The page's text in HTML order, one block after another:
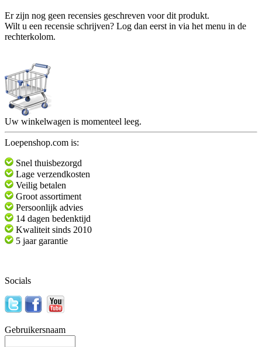
Er zijn nog geen recensies geschreven voor dit produkt.
Wilt u een recensie schrijven? Log dan eerst in via het menu in de
rechterkolom.
Uw winkelwagen is momenteel leeg.
Loepenshop.com is:
Snel thuisbezorgd
Lage verzendkosten
Veilig betalen
Groot assortiment
Persoonlijk advies
14 dagen bedenktijd
Kwaliteit sinds 2010
5 jaar garantie
Socials
Gebruikersnaam